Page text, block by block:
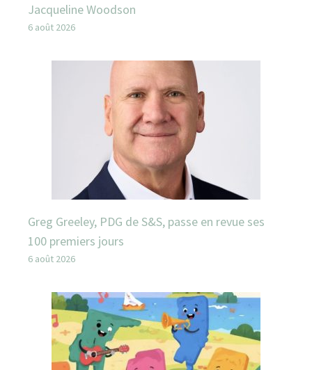
Jacqueline Woodson
6 août 2026
Greg Greeley, PDG de S&S, passe en revue ses
100 premiers jours
6 août 2026